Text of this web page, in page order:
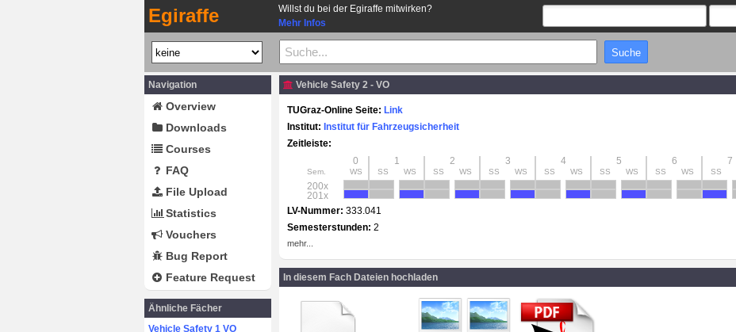
Egiraffe
Willst du bei der Egiraffe mitwirken?
Mehr Infos
Navigation
Overview
Downloads
Courses
FAQ
File Upload
Statistics
Vouchers
Bug Report
Feature Request
Ähnliche Fächer
Vehicle Safety 1 VO
Vehicle Safety 2 - VO
TUGraz-Online Seite: Link
Institut: Institut für Fahrzeugsicherheit
Zeitleiste:
0
1 2 3 4 5 6 7
Sem. WS SS WS SS WS SS WS SS WS SS WS SS WS SS
200x
201x
LV-Nummer: 333.041
Semesterstunden: 2
mehr...
In diesem Fach Dateien hochladen